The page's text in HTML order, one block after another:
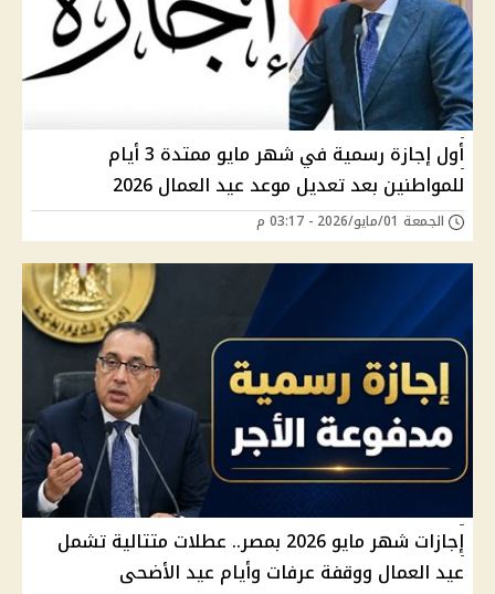
أول إجازة رسمية في شهر مايو ممتدة 3 أيام
للمواطنين بعد تعديل موعد عيد العمال 2026
الجمعة 01/مايو/2026 - 03:17 م
إجازات شهر مايو 2026 بمصر.. عطلات متتالية تشمل
عيد العمال ووقفة عرفات وأيام عيد الأضحى